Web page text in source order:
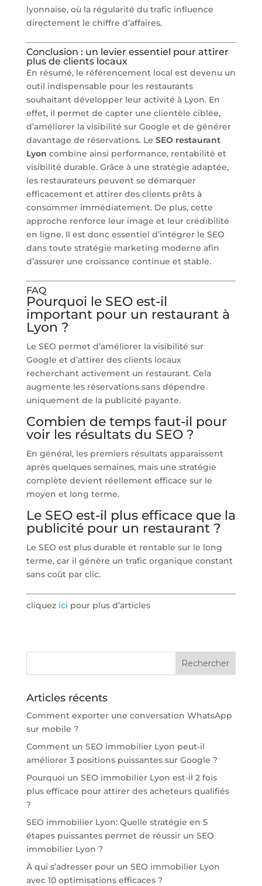
lyonnaise, où la régularité du trafic influence
directement le chiffre d’affaires.
Conclusion : un levier essentiel pour attirer
plus de clients locaux
En résumé, le référencement local est devenu un
outil indispensable pour les restaurants
souhaitant développer leur activité à Lyon. En
effet, il permet de capter une clientèle ciblée,
d’améliorer la visibilité sur Google et de générer
davantage de réservations. Le SEO restaurant
Lyon combine ainsi performance, rentabilité et
visibilité durable. Grâce à une stratégie adaptée,
les restaurateurs peuvent se démarquer
efficacement et attirer des clients prêts à
consommer immédiatement. De plus, cette
approche renforce leur image et leur crédibilité
en ligne. Il est donc essentiel d’intégrer le SEO
dans toute stratégie marketing moderne afin
d’assurer une croissance continue et stable.
FAQ
Pourquoi le SEO est-il
important pour un restaurant à
Lyon ?
Le SEO permet d’améliorer la visibilité sur
Google et d’attirer des clients locaux
recherchant activement un restaurant. Cela
augmente les réservations sans dépendre
uniquement de la publicité payante.
Combien de temps faut-il pour
voir les résultats du SEO ?
En général, les premiers résultats apparaissent
après quelques semaines, mais une stratégie
complète devient réellement efficace sur le
moyen et long terme.
Le SEO est-il plus efficace que la
publicité pour un restaurant ?
Le SEO est plus durable et rentable sur le long
terme, car il génère un trafic organique constant
sans coût par clic.
cliquez ici pour plus d’articles
Articles récents
Comment exporter une conversation WhatsApp
sur mobile ?
Comment un SEO immobilier Lyon peut-il
améliorer 3 positions puissantes sur Google ?
Pourquoi un SEO immobilier Lyon est-il 2 fois
plus efficace pour attirer des acheteurs qualifiés
?
SEO immobilier Lyon: Quelle stratégie en 5
étapes puissantes permet de réussir un SEO
immobilier Lyon ?
À qui s’adresser pour un SEO immobilier Lyon
avec 10 optimisations efficaces ?